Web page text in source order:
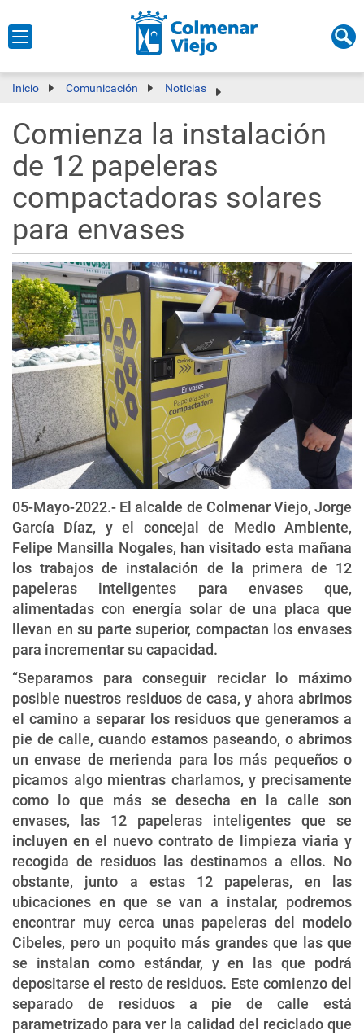
Inicio Comunicación Noticias
Comienza la instalación
de 12 papeleras
compactadoras solares
para envases
05-Mayo-2022.- El alcalde de Colmenar Viejo, Jorge
García Díaz, y el concejal de Medio Ambiente,
Felipe Mansilla Nogales, han visitado esta mañana
los trabajos de instalación de la primera de 12
papeleras inteligentes para envases que,
alimentadas con energía solar de una placa que
llevan en su parte superior, compactan los envases
para incrementar su capacidad.
“Separamos para conseguir reciclar lo máximo
posible nuestros residuos de casa, y ahora abrimos
el camino a separar los residuos que generamos a
pie de calle, cuando estamos paseando, o abrimos
un envase de merienda para los más pequeños o
picamos algo mientras charlamos, y precisamente
como lo que más se desecha en la calle son
envases, las 12 papeleras inteligentes que se
incluyen en el nuevo contrato de limpieza viaria y
recogida de residuos las destinamos a ellos. No
obstante, junto a estas 12 papeleras, en las
ubicaciones en que se van a instalar, podremos
encontrar muy cerca unas papeleras del modelo
Cibeles, pero un poquito más grandes que las que
se instalan como estándar, y en las que podrá
depositarse el resto de residuos. Este comienzo del
separado de residuos a pie de calle está
parametrizado para ver la calidad del reciclado que